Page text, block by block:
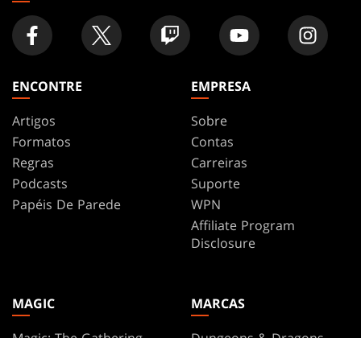
ENCONTRE
Artigos
Formatos
Regras
Podcasts
Papéis De Parede
EMPRESA
Sobre
Contas
Carreiras
Suporte
WPN
Affiliate Program
Disclosure
MAGIC
MARCAS